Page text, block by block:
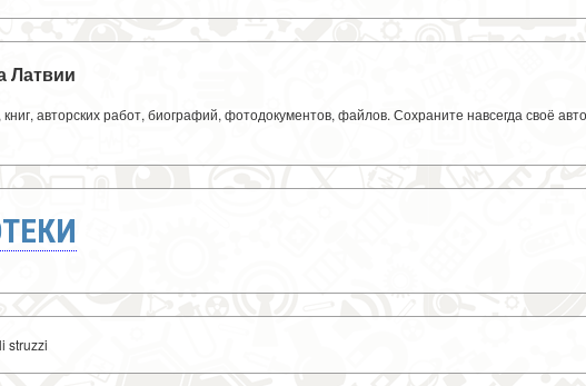
Латвии
авторских работ, биографий, фотодокументов, файлов. Сохраните навсегда своё
struzzi